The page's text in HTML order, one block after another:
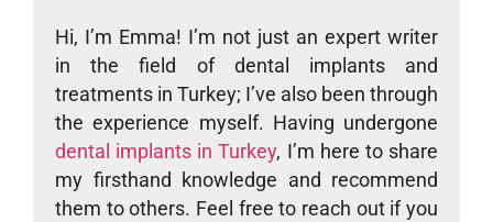
Hi, I’m Emma! I’m not just an expert writer
in the field of dental implants and
treatments in Turkey; I’ve also been through
the experience myself. Having undergone
dental implants in Turkey, I’m here to share
my firsthand knowledge and recommend
them to others. Feel free to reach out if you